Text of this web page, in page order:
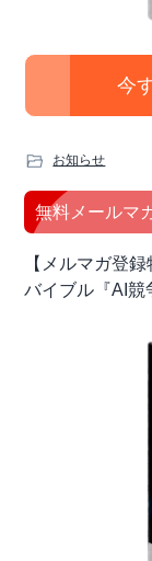
今
お知らせ
最
初
の
サ
無料メールマ
【メルマガ登
バイブル『AI競